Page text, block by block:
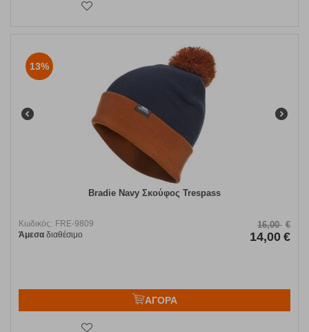
13%
Bradie Navy Σκούφος Trespass
Κωδικός: FRE-9809
Άμεσα διαθέσιμο
16,00 €
14,00 €
ΑΓΟΡΑ